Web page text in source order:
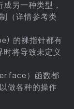
另一种类型，
（详情参考类
的裸指针都有
将导致未定义
）函数都
做各种的操作